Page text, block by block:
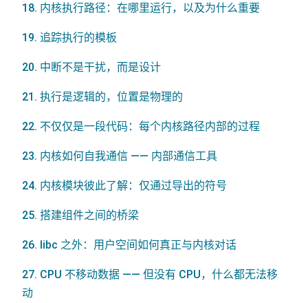
18. 内核执行路径：在哪里运行，以及为什么重要
19. 追踪执行的模板
20. 中断不是干扰，而是设计
21. 执行是逻辑的，位置是物理的
22. 不仅仅是一段代码：每个内核路径内部的过程
23. 内核如何自我通信 —— 内部通信工具
24. 内核模块彼此了解：仅通过导出的符号
25. 搭建组件之间的桥梁
26. libc 之外：用户空间如何真正与内核对话
27. CPU 不移动数据 —— 但没有 CPU，什么都无法移
动